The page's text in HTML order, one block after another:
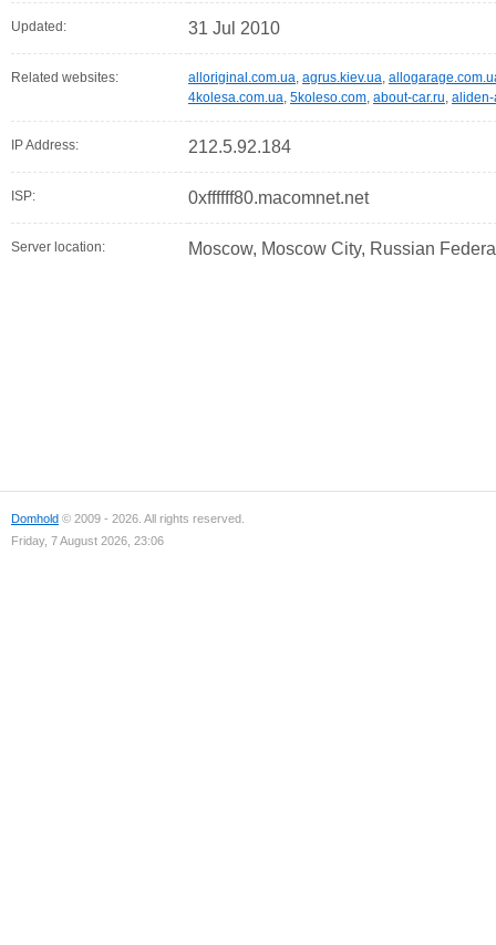
Updated: 31 Jul 2010
Related websites: alloriginal.com.ua, agrus.kiev.ua,
4kolesa.com.ua, 5koleso.com, about-car.ru, aliden-
IP Address: 212.5.92.184
ISP: 0xffffff80.macomnet.net
Server location: Moscow, Moscow City, Russian
Domhold © 2009 - 2026. All rights reserved.
Friday, 7 August 2026, 23:06